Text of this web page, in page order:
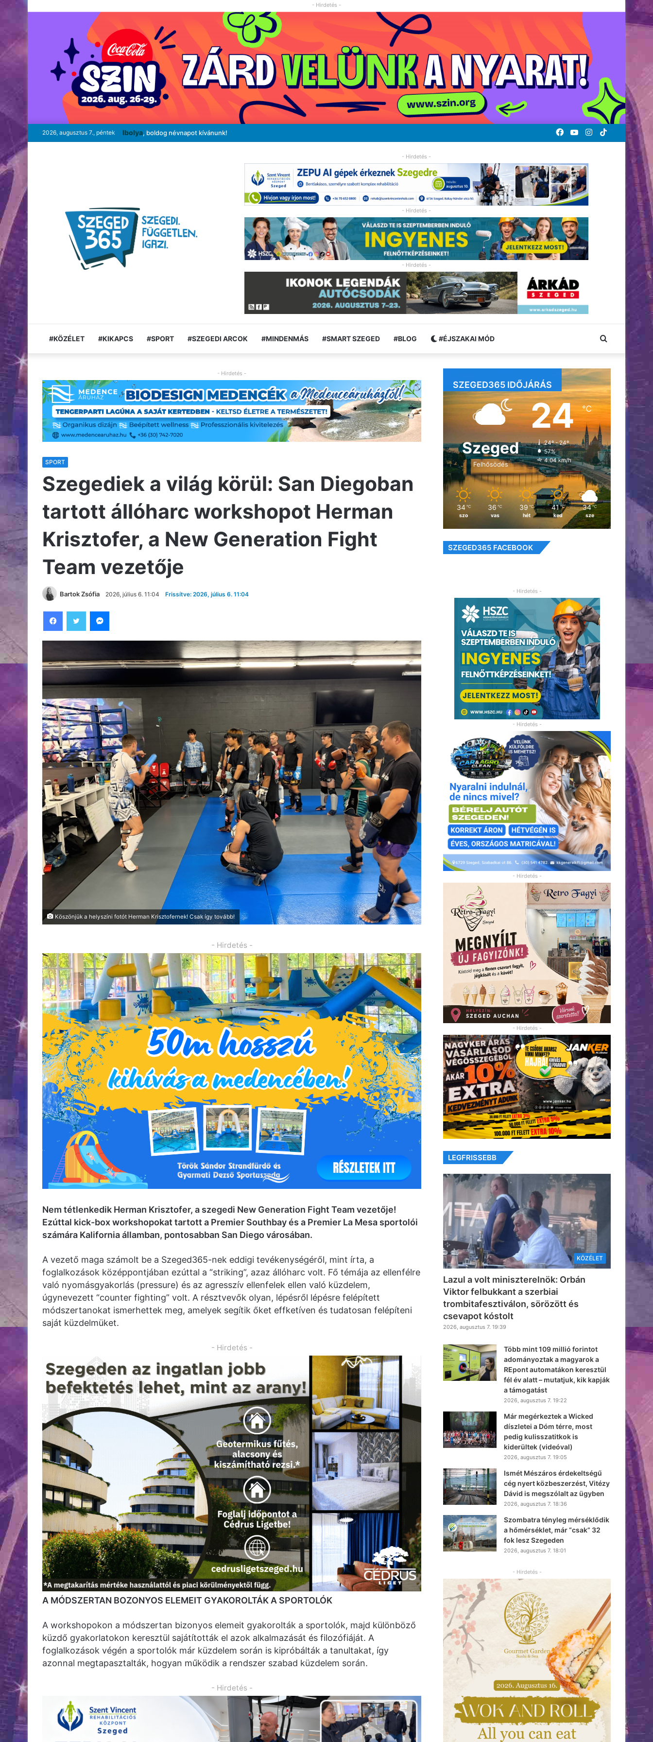
- Hirdetés -
2026, augusztus 7., péntek Ibolya, boldog névnapot kívánunk! TikTok
Instagram
YouTube
Facebook
- Hirdetés -
- Hirdetés -
- Hirdetés -
#KÖZÉLET #KIKAPCS #SPORT #SZEGEDI ARCOK #MINDENMÁS #SMART SZEGED #BLOG #ÉJSZAKAI MÓD Keresés:
- Hirdetés -
SPORT
Szegediek a világ körül: San Diegoban
tartott állóharc workshopot Herman
Krisztofer, a New Generation Fight
Team vezetője
Bartok Zsófia 2026, július 6. 11:04 Frissítve: 2026, július 6. 11:04
Köszönjük a helyszíni fotót Herman Krisztofernek! Csak így tovább!
- Hirdetés -
Nem tétlenkedik Herman Krisztofer, a szegedi New Generation Fight Team vezetője!
Ezúttal kick-box workshopokat tartott a Premier Southbay és a Premier La Mesa sportolói
számára Kalifornia államban, pontosabban San Diego városában.
A vezető maga számolt be a Szeged365-nek eddigi tevékenységéről, mint írta, a
foglalkozások középpontjában ezúttal a “striking”, azaz állóharc volt. Fő témája az ellenfélre
való nyomásgyakorlás (pressure) és az agresszív ellenfelek ellen való küzdelem,
úgynevezett “counter fighting” volt. A résztvevők olyan, lépésről lépésre felépített
módszertanokat ismerhettek meg, amelyek segítik őket effketíven és tudatosan felépíteni
saját küzdelmüket.
- Hirdetés -
A MÓDSZERTAN BOZONYOS ELEMEIT GYAKOROLTÁK A SPORTOLÓK
A workshopokon a módszertan bizonyos elemeit gyakorolták a sportolók, majd különböző
küzdő gyakorlatokon keresztül sajátították el azok alkalmazását és filozófiáját. A
foglalkozások végén a sportolók már küzdelem során is kipróbálták a tanultakat, így
azonnal megtapasztalták, hogyan működik a rendszer szabad küzdelem során.
- Hirdetés -
SZEGED365 IDŐJÁRÁS
Szeged
Felhősödés
24℃
24º - 24º
57%
4.04 km/h
34 ℃
szo
36 ℃
vas
39 ℃
hét
41 ℃
ked
34 ℃
sze
SZEGED365 FACEBOOK
- Hirdetés -
- Hirdetés -
- Hirdetés -
- Hirdetés -
LEGFRISSEBB
KÖZÉLET
Lazul a volt miniszterelnök: Orbán
Viktor felbukkant a szerbiai
trombitafesztiválon, sörözött és
csevapot kóstolt
2026, augusztus 7. 19:39
Több mint 109 millió forintot
adományoztak a magyarok a
REpont automatákon keresztül
fél év alatt – mutatjuk, kik kapják
a támogatást
2026, augusztus 7. 19:22
Már megérkeztek a Wicked
díszletei a Dóm térre, most
pedig kulisszatitkok is
kiderültek (videóval)
2026, augusztus 7. 19:05
Ismét Mészáros érdekeltségű
cég nyert közbeszerzést, Vitézy
Dávid is megszólalt az ügyben
2026, augusztus 7. 18:36
Szombatra tényleg mérséklődik
a hőmérséklet, már “csak” 32
fok lesz Szegeden
2026, augusztus 7. 18:01
- Hirdetés -